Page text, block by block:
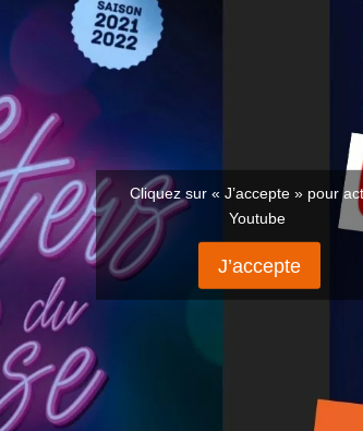
Cliquez sur « J’accepte » pour
Youtube
J’accepte